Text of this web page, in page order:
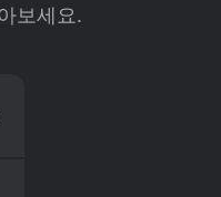
보세요.